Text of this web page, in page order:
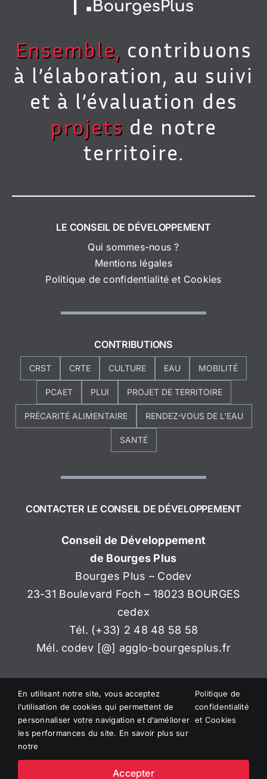
Ensemble, contribuons
à l’élaboration, au suivi
et à l’évaluation des
projets de notre
territoire.
LE CONSEIL DE DÉVELOPPEMENT
Qui sommes-nous ?
Mentions légales
Politique de confidentialité et Cookies
CONTRIBUTIONS
CRST CRTE CULTURE EAU MOBILITÉ
PCAET PLUI PROJET DE TERRITOIRE
PRÉCARITÉ ALIMENTAIRE RENDEZ-VOUS DE L'EAU
SANTÉ
CONTACTER LE CONSEIL DE DÉVELOPPEMENT
Conseil de Développement
de Bourges Plus
Bourges Plus – Codev
23-31 Boulevard Foch – 18023 BOURGES
cedex
Tél. (+33) 2 48 48 58 58
Mél. codev [@] agglo-bourgesplus.fr
© Copyright2026 CONSEIL DE DÉVELOPPEMENT – BOURGES
En utilisant notre site, vous acceptez
l’utilisation de cookies qui permettent de
personnaliser votre navigation et d’améliorer
les performances du site. En savoir plus sur
notre
Politique de
confidentialité
et Cookies
Accepter